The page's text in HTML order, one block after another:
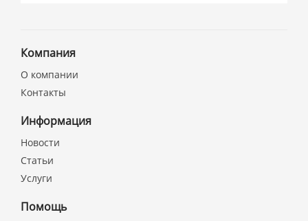
Компания
О компании
Контакты
Информация
Новости
Статьи
Услуги
Помощь